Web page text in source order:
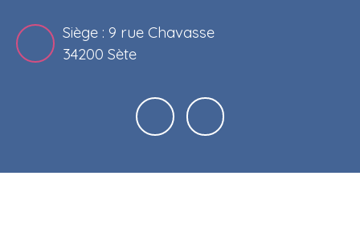
Siège : 9 rue Chavasse
34200 Sète